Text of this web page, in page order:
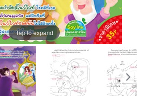
Tap to expand